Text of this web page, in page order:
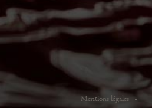
Mentions légales